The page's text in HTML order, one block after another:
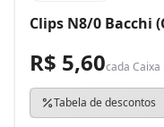
Clips N8/0 Bacchi
R$ 5,60cada Caixa
Tabela de descontos